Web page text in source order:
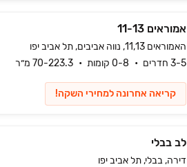
אמוראים 11-13
האמוראים 11,13, נווה אביבים, תל אביב יפו
3-5 חדרים
0-8 קומות 70-223.3 מ״ר
קריאה אחרונה למחירי השקה!
לב בבלי
דירה, בבלי, תל אביב יפו